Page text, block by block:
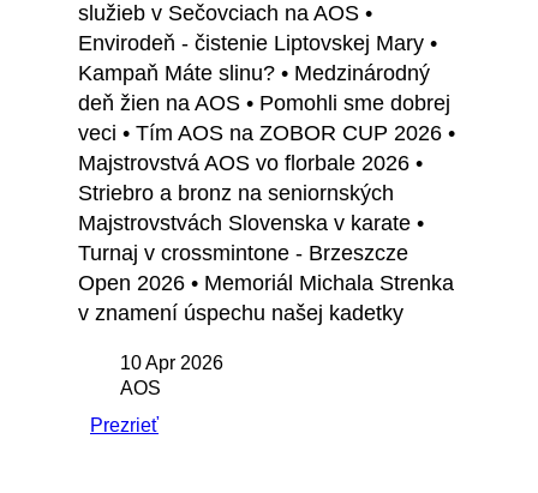
služieb v Sečovciach na AOS •
Envirodeň - čistenie Liptovskej Mary •
Kampaň Máte slinu? • Medzinárodný
deň žien na AOS • Pomohli sme dobrej
veci • Tím AOS na ZOBOR CUP 2026 •
Majstrovstvá AOS vo florbale 2026 •
Striebro a bronz na seniornských
Majstrovstvách Slovenska v karate •
Turnaj v crossmintone - Brzeszcze
Open 2026 • Memoriál Michala Strenka
v znamení úspechu našej kadetky
10 Apr 2026
AOS
Prezrieť